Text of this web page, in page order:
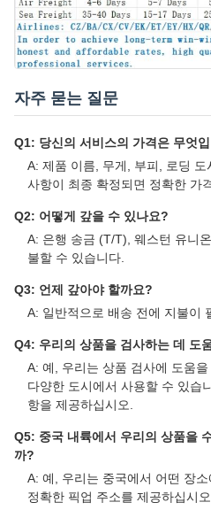
자주 묻는 질문
Q1: 당신의 서비스의 가격은 무엇
A: 제품 이름, 무게, 부피, 로딩
사항이 최종 확정되면 정확한 가
Q2: 어떻게 갚을 수 있나요?
A: 은행 송금 (T/T), 웨스턴 유니
불할 수 있습니다.
Q3: 언제 갚아야 할까요?
A: 일반적으로 배송 전에 지불이
Q4: 우리의 상품을 검사하는 데 도
A: 예, 우리는 상품 검사에 도움
다양한 도시에서 사용할 수 있습
항을 제공하십시오.
Q5: 중국 내륙에서 우리의 상품을
까?
A: 예, 우리는 중국에서 어떤 장
정확한 픽업 주소를 제공하십시오.